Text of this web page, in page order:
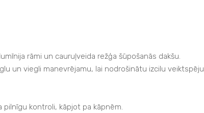
rāmi un cauruļveida režģa šūpošanās dakšu.
un viegli manevrējamu, lai nodrošinātu izcilu veiktspēju
kontroli, kāpjot pa kāpnēm.